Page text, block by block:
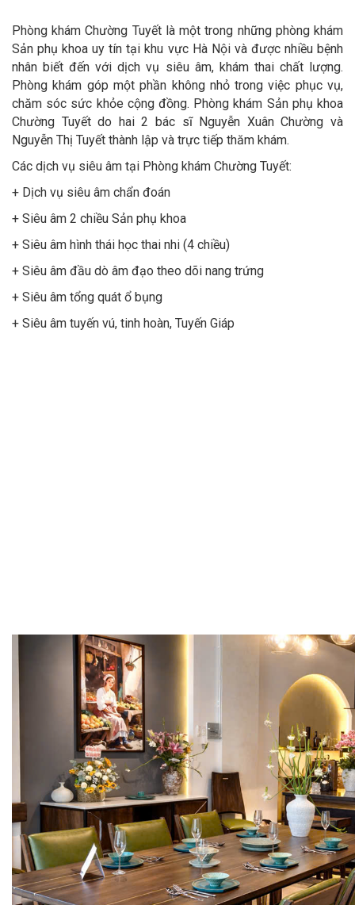
Phòng khám Chường Tuyết là một trong những phòng khám
Sản phụ khoa uy tín tại khu vực Hà Nội và được nhiều bệnh
nhân biết đến với dịch vụ siêu âm, khám thai chất lượng.
Phòng khám góp một phần không nhỏ trong việc phục vụ,
chăm sóc sức khỏe cộng đồng. Phòng khám Sản phụ khoa
Chường Tuyết do hai 2 bác sĩ Nguyễn Xuân Chường và
Nguyễn Thị Tuyết thành lập và trực tiếp thăm khám.
Các dịch vụ siêu âm tại Phòng khám Chường Tuyết:
+ Dịch vụ siêu âm chẩn đoán
+ Siêu âm 2 chiều Sản phụ khoa
+ Siêu âm hình thái học thai nhi (4 chiều)
+ Siêu âm đầu dò âm đạo theo dõi nang trứng
+ Siêu âm tổng quát ổ bụng
+ Siêu âm tuyến vú, tinh hoàn, Tuyến Giáp